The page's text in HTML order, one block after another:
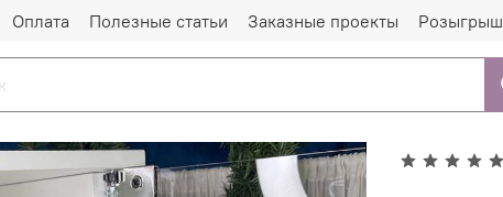
Оплата Полезные статьи Заказные проекты